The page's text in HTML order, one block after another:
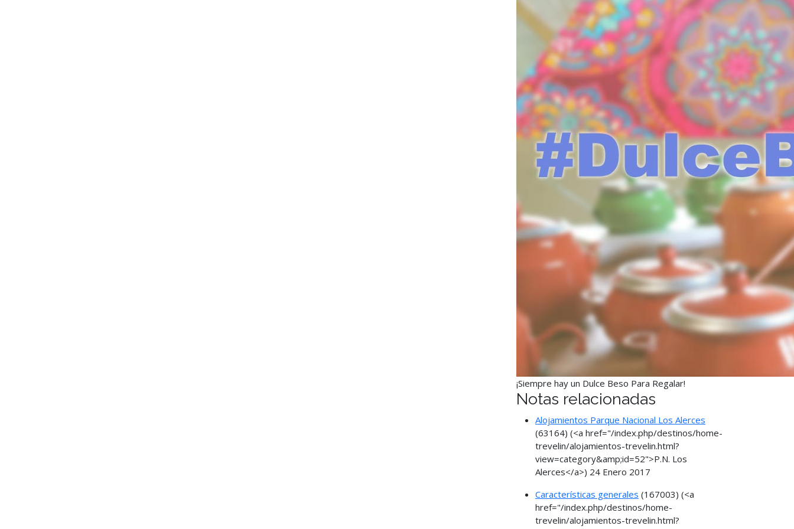
¡Siempre hay un Dulce Beso Para Regalar!
Notas relacionadas
Alojamientos Parque Nacional Los Alerces
(63164) (<a href="/index.php/destinos/home-
trevelin/alojamientos-trevelin.html?
view=category&amp;id=52">P.N. Los
Alerces</a>) 24 Enero 2017
Características generales (167003) (<a
href="/index.php/destinos/home-
trevelin/alojamientos-trevelin.html?